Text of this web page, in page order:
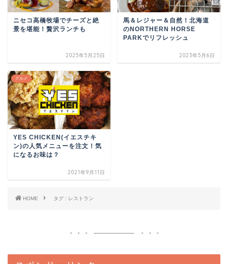
ニセコ高橋牧場でチーズと絶
景を堪能！贅沢ランチも
2025年5月25日
馬＆レジャー＆自然！北海道
のNORTHERN HORSE
PARKでリフレッシュ
2023年5月6日
グルメ
YES CHICKEN(イエスチキ
ン)の人気メニューを注文！気
になるお味は？
2021年9月11日
HOME タグ : レストラン